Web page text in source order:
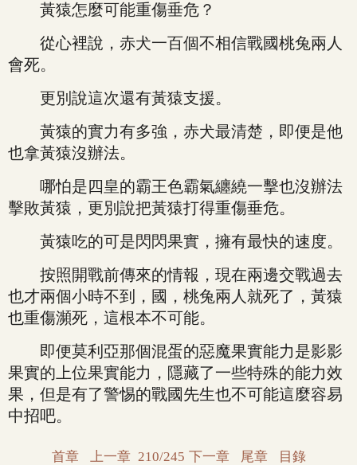
黃猿怎麼可能重傷垂危？
從心裡說，赤犬一百個不相信戰國桃兔兩人
會死。
更別說這次還有黃猿支援。
黃猿的實力有多強，赤犬最清楚，即便是他
也拿黃猿沒辦法。
哪怕是四皇的霸王色霸氣纏繞一擊也沒辦法
擊敗黃猿，更別說把黃猿打得重傷垂危。
黃猿吃的可是閃閃果實，擁有最快的速度。
按照開戰前傳來的情報，現在兩邊交戰過去
也才兩個小時不到，國，桃兔兩人就死了，黃猿
也重傷瀕死，這根本不可能。
即便莫利亞那個混蛋的惡魔果實能力是影影
果實的上位果實能力，隱藏了一些特殊的能力效
果，但是有了警惕的戰國先生也不可能這麼容易
中招吧。
首章 上一章 210/245 下一章 尾章 目錄